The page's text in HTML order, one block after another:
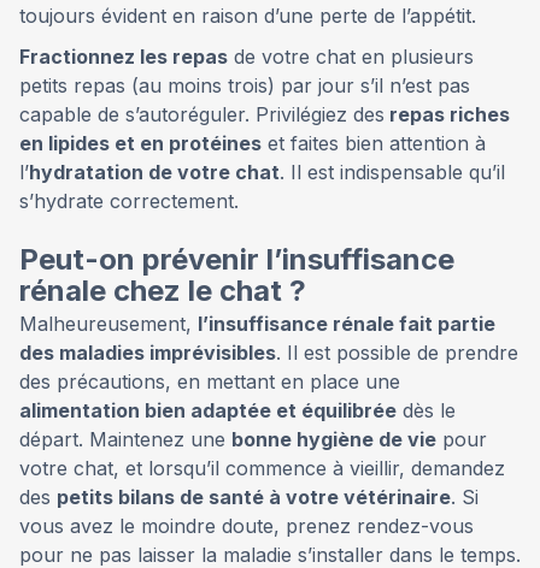
toujours évident en raison d’une perte de l’appétit.
Fractionnez les repas de votre chat en plusieurs
petits repas (au moins trois) par jour s’il n’est pas
capable de s’autoréguler. Privilégiez des repas riches
en lipides et en protéines et faites bien attention à
l’hydratation de votre chat. Il est indispensable qu’il
s’hydrate correctement.
Peut-on prévenir l’insuffisance
rénale chez le chat ?
Malheureusement, l’insuffisance rénale fait partie
des maladies imprévisibles. Il est possible de prendre
des précautions, en mettant en place une
alimentation bien adaptée et équilibrée dès le
départ. Maintenez une bonne hygiène de vie pour
votre chat, et lorsqu’il commence à vieillir, demandez
des petits bilans de santé à votre vétérinaire. Si
vous avez le moindre doute, prenez rendez-vous
pour ne pas laisser la maladie s’installer dans le temps.